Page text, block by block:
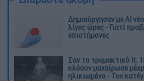
Δημιούργησαν με AI
λίγες ώρες - Γιατί
επιστήμονες
Σαν το τρομακτικό It:
κλόουν μαχαίρωσε
ηλικιωμένο - Τον